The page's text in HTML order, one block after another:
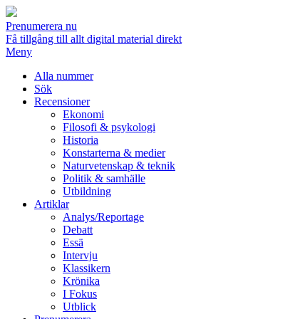
Prenumerera nu
Få tillgång till allt digital material direkt
Meny
Alla nummer
Sök
Recensioner
Ekonomi
Filosofi & psykologi
Historia
Konstarterna & medier
Naturvetenskap & teknik
Politik & samhälle
Utbildning
Artiklar
Analys/Reportage
Debatt
Essä
Intervju
Klassikern
Krönika
I Fokus
Utblick